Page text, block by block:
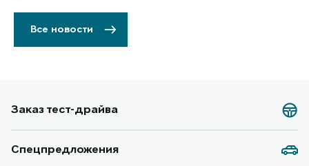
Все новости
Заказ тест-драйва
Спецпредложения